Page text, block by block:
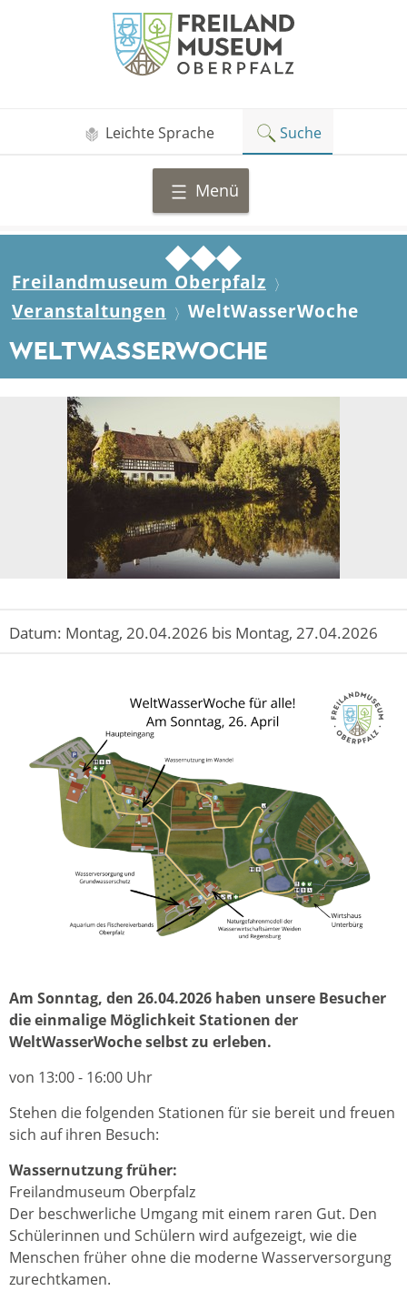
Freilandmuseum
Oberpfalz
Leichte Sprache Suche
Menü
Freilandmuseum Oberpfalz
Veranstaltungen
WeltWasserWoche
WeltWasserWoche
Datum: Montag, 20.04.2026 bis Montag, 27.04.2026
Am Sonntag, den 26.04.2026 haben unsere Besucher
die einmalige Möglichkeit Stationen der
WeltWasserWoche selbst zu erleben.
von 13:00 - 16:00 Uhr
Stehen die folgenden Stationen für sie bereit und freuen
sich auf ihren Besuch:
Wassernutzung früher:
Freilandmuseum Oberpfalz
Der beschwerliche Umgang mit einem raren Gut. Den
Schülerinnen und Schülern wird aufgezeigt, wie die
Menschen früher ohne die moderne Wasserversorgung
zurechtkamen.